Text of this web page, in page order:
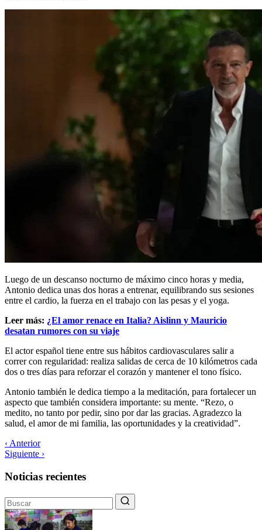
Luego de un descanso nocturno de máximo cinco horas y media,
Antonio dedica unas dos horas a entrenar, equilibrando sus sesiones
entre el cardio, la fuerza en el trabajo con las pesas y el yoga.
Leer más: ¿El amor renace en Italia? Aislinn y Mauricio
desatan rumores con su viaje
El actor español tiene entre sus hábitos cardiovasculares salir a
correr con regularidad: realiza salidas de cerca de 10 kilómetros cada
dos o tres días para reforzar el corazón y mantener el tono físico.
Antonio también le dedica tiempo a la meditación, para fortalecer un
aspecto que también considera importante: su mente. “Rezo, o
medito, no tanto por pedir, sino por dar las gracias. Agradezco la
salud, el amor de mi familia, las oportunidades y la creatividad”.
‹ Anterior
Siguiente ›
Noticias recientes